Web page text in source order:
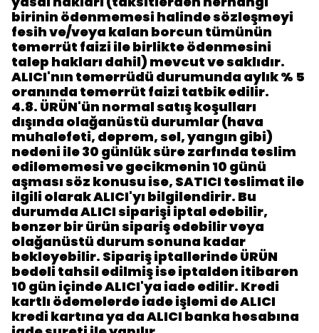
birinin ödenmemesi halinde sözleşmeyi
fesih ve/veya kalan borcun tümünün
temerrüt faizi ile birlikte ödenmesini
talep hakları dahil) mevcut ve saklıdır.
ALICI'nın temerrüdü durumunda aylık % 5
oranında temerrüt faizi tatbik edilir.
4.8. ÜRÜN'ün normal satış koşulları
dışında olağanüstü durumlar (hava
muhalefeti, deprem, sel, yangın gibi)
nedeni ile 30 günlük süre zarfında teslim
edilememesi ve gecikmenin 10 günü
aşması söz konusu ise, SATICI teslimat ile
ilgili olarak ALICI'yı bilgilendirir. Bu
durumda ALICI siparişi iptal edebilir,
benzer bir ürün sipariş edebilir veya
olağanüstü durum sonuna kadar
bekleyebilir. Sipariş iptallerinde ÜRÜN
bedeli tahsil edilmiş ise iptalden itibaren
10 gün içinde ALICI'ya iade edilir. Kredi
kartlı ödemelerde iade işlemi de ALICI
kredi kartına ya da ALICI banka hesabına